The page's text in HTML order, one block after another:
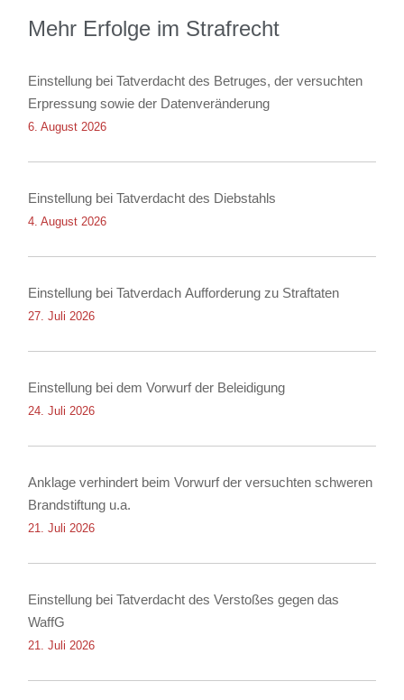
Mehr Erfolge im Strafrecht
Einstellung bei Tatverdacht des Betruges, der versuchten
Erpressung sowie der Datenveränderung
6. August 2026
Einstellung bei Tatverdacht des Diebstahls
4. August 2026
Einstellung bei Tatverdach Aufforderung zu Straftaten
27. Juli 2026
Einstellung bei dem Vorwurf der Beleidigung
24. Juli 2026
Anklage verhindert beim Vorwurf der versuchten schweren
Brandstiftung u.a.
21. Juli 2026
Einstellung bei Tatverdacht des Verstoßes gegen das
WaffG
21. Juli 2026